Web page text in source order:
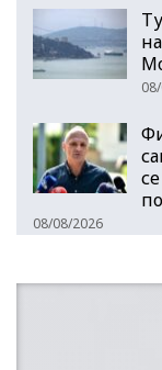
08/08/2026